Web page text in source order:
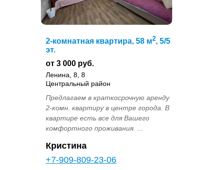
2-комнатная квартира, 58 м2, 5/5
эт.
от 3 000 руб.
Ленина, 8, 8
Центральный район
Предлагаем в краткосрочную аренду
2-комн. квартиру в центре города. В
квартире есть все для Вашего
комфортного проживания. ...
Кристина
+7-909-809-23-06